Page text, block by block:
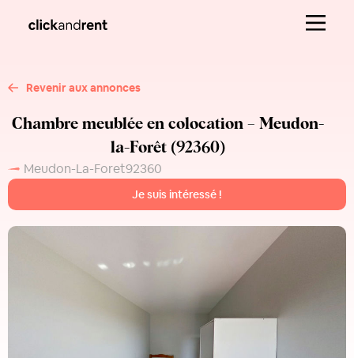
Revenir aux annonces
Chambre meublée en colocation – Meudon-
la-Forêt (92360)
Meudon-La-Foret92360
Je suis intéressé !